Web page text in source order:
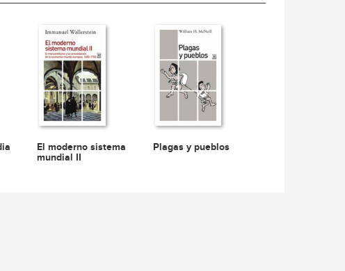
El moderno sistema
mundial II
Plagas y pueblos